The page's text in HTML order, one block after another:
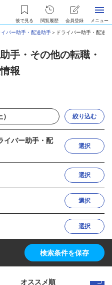
後で見る 閲覧履歴 会員登録 メニュー
イバー助手・配送助手＞ ドライバー助手・配送
手・その他の転職・
報
絞り込む
イバー助手・配
選択
選択
選択
選択
検索条件を保存